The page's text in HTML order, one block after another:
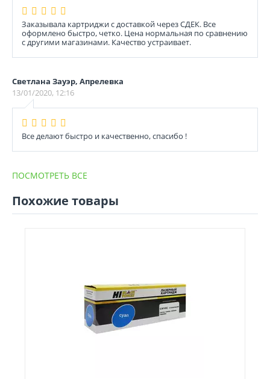
Заказывала картриджи с доставкой через СДЕК. Все
оформлено быстро, четко. Цена нормальная по сравнению
с другими магазинами. Качество устраивает.
Светлана Зауэр, Апрелевка
13/01/2020, 12:16
Все делают быстро и качественно, спасибо !
ПОСМОТРЕТЬ ВСЕ
Похожие товары